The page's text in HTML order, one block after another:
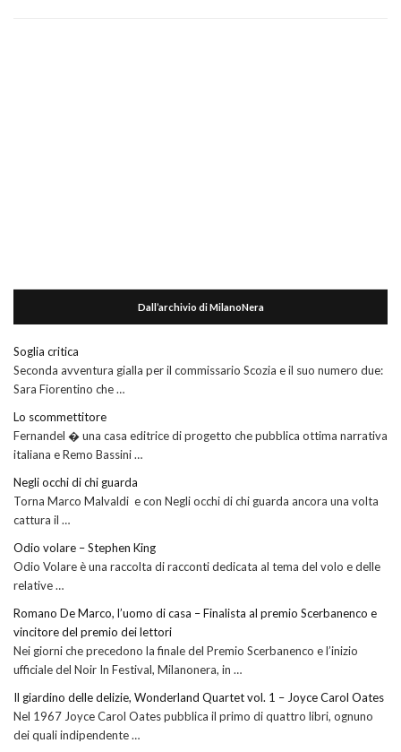
Dall’archivio di MilanoNera
Soglia critica
Seconda avventura gialla per il commissario Scozia e il suo numero due:
Sara Fiorentino che …
Lo scommettitore
Fernandel � una casa editrice di progetto che pubblica ottima narrativa
italiana e Remo Bassini …
Negli occhi di chi guarda
Torna Marco Malvaldi e con Negli occhi di chi guarda ancora una volta
cattura il …
Odio volare – Stephen King
Odio Volare è una raccolta di racconti dedicata al tema del volo e delle
relative …
Romano De Marco, l’uomo di casa – Finalista al premio Scerbanenco e
vincitore del premio dei lettori
Nei giorni che precedono la finale del Premio Scerbanenco e l’inizio
ufficiale del Noir In Festival, Milanonera, in …
Il giardino delle delizie, Wonderland Quartet vol. 1 – Joyce Carol Oates
Nel 1967 Joyce Carol Oates pubblica il primo di quattro libri, ognuno
dei quali indipendente …